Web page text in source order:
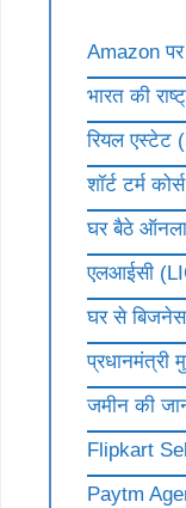
Amazon
भारत की
रियल एस्टेट
शॉर्ट टर्म
घर बैठे
एलआईसी
घर से
प्रधानमंत्री
जमीन की
Flipkart
Paytm